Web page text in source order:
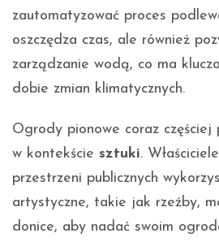
zautomatyzować proces
oszczędza czas, ale również
zarządzanie wodą, co ma
dobie zmian klimatycznych.
Ogrody pionowe coraz
w kontekście sztuki.
przestrzeni publicznych
artystyczne, takie jak rzeźby,
donice, aby nadać swoim